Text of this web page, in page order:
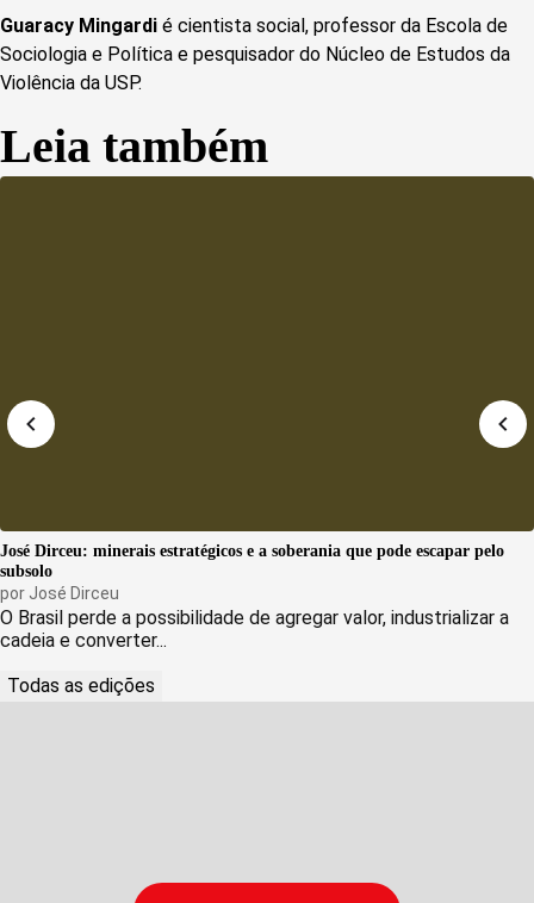
Guaracy Mingardi é cientista social, professor da Escola de
Sociologia e Política e pesquisador do Núcleo de Estudos da
Violência da USP.
Leia também
José Dirceu: minerais estratégicos e a soberania que pode escapar pelo
subsolo
por José Dirceu
O Brasil perde a possibilidade de agregar valor, industrializar a
cadeia e converter...
Todas as edições